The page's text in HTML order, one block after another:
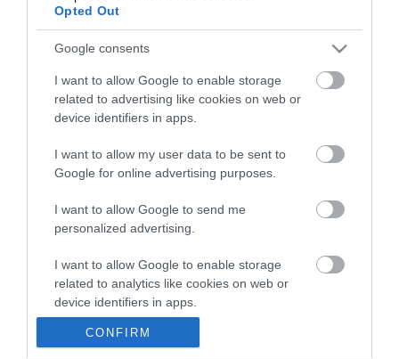
Opted Out
Google consents
I want to allow Google to enable storage
related to advertising like cookies on web or
device identifiers in apps.
I want to allow my user data to be sent to
Google for online advertising purposes.
I want to allow Google to send me
personalized advertising.
I want to allow Google to enable storage
related to analytics like cookies on web or
device identifiers in apps.
I want to allow Google to enable storage
CONFIRM
Αγορά
110 εξαρτήματα Bulle
KOUR633037